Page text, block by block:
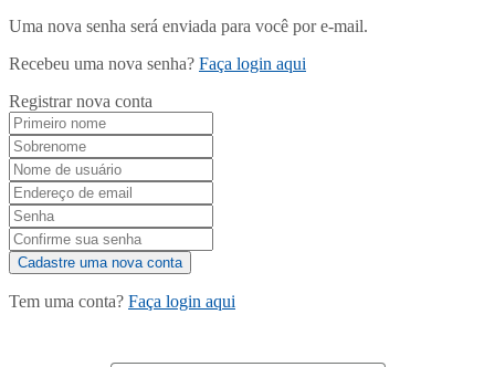
Uma nova senha será enviada para você por e-mail.
Recebeu uma nova senha? Faça login aqui
Registrar nova conta
Tem uma conta? Faça login aqui